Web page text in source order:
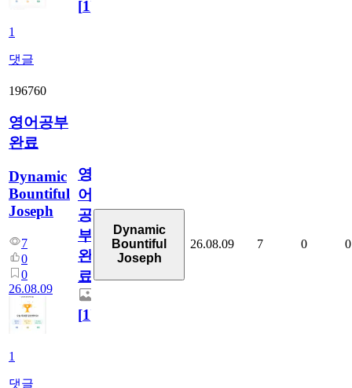
1
댓글
[1]
196760
영어공부
완료
Dynamic
Bountiful
Joseph
7
0
0
26.08.09
1
댓글
영
어
공
부
완
료
[1]
Dynamic
Bountiful
Joseph
26.08.09 7 0 0